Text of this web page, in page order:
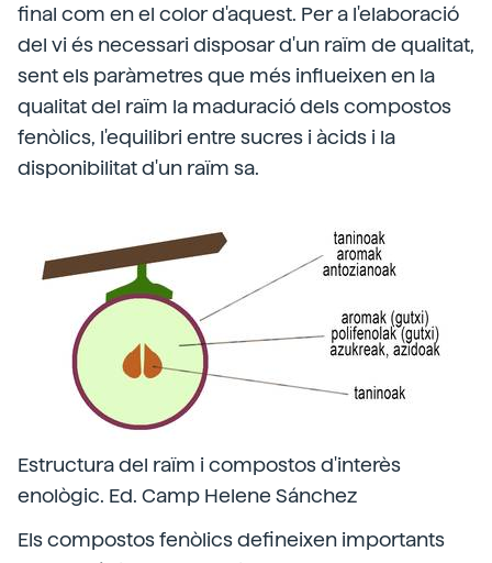
final com en el color d'aquest. Per a l'elaboració
del vi és necessari disposar d'un raïm de qualitat,
sent els paràmetres que més influeixen en la
qualitat del raïm la maduració dels compostos
fenòlics, l'equilibri entre sucres i àcids i la
disponibilitat d'un raïm sa.
Estructura del raïm i compostos d'interès
enològic. Ed. Camp Helene Sánchez
Els compostos fenòlics defineixen importants